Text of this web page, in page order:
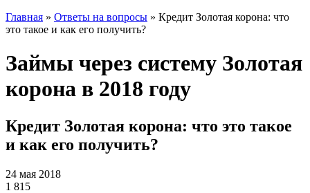
Главная » Ответы на вопросы » Кредит Золотая корона: что
это такое и как его получить?
Займы через систему Золотая
корона в 2018 году
Кредит Золотая корона: что это такое
и как его получить?
24 мая 2018
1 815